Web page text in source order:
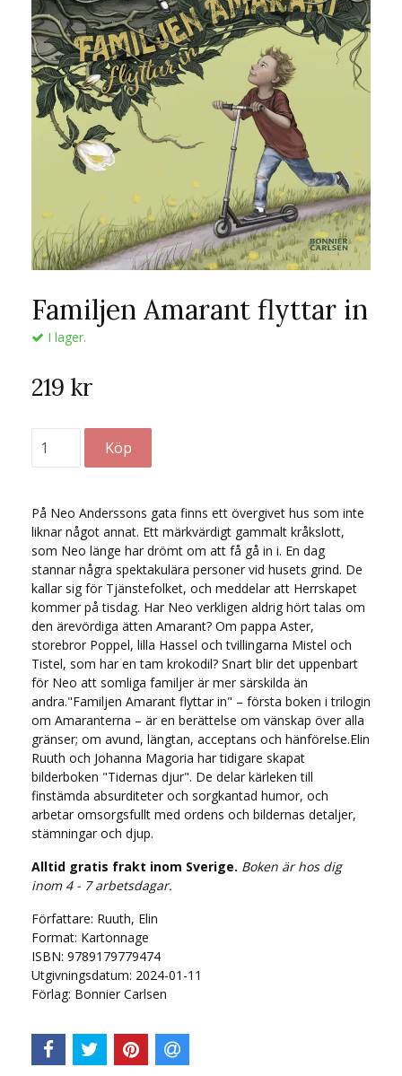
Familjen Amarant flyttar in
I lager.
219 kr
På Neo Anderssons gata finns ett övergivet hus som inte
liknar något annat. Ett märkvärdigt gammalt kråkslott,
som Neo länge har drömt om att få gå in i. En dag
stannar några spektakulära personer vid husets grind. De
kallar sig för Tjänstefolket, och meddelar att Herrskapet
kommer på tisdag. Har Neo verkligen aldrig hört talas om
den ärevördiga ätten Amarant? Om pappa Aster,
storebror Poppel, lilla Hassel och tvillingarna Mistel och
Tistel, som har en tam krokodil? Snart blir det uppenbart
för Neo att somliga familjer är mer särskilda än
andra."Familjen Amarant flyttar in" – första boken i trilogin
om Amaranterna – är en berättelse om vänskap över alla
gränser; om avund, längtan, acceptans och hänförelse.Elin
Ruuth och Johanna Magoria har tidigare skapat
bilderboken "Tidernas djur". De delar kärleken till
finstämda absurditeter och sorgkantad humor, och
arbetar omsorgsfullt med ordens och bildernas detaljer,
stämningar och djup.
Alltid gratis frakt inom Sverige. Boken är hos dig
inom 4 - 7 arbetsdagar.
Författare: Ruuth, Elin
Format: Kartonnage
ISBN: 9789179779474
Utgivningsdatum: 2024-01-11
Förlag: Bonnier Carlsen